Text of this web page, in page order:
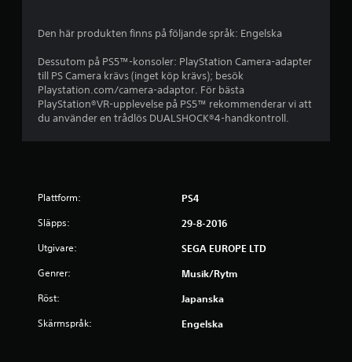
p
4
.
Den här produkten finns på följande språk: Engelska
Dessutom på PS5™-konsoler: PlayStation Camera-adapter
till PS Camera krävs (inget köp krävs); besök
Playstation.com/camera-adaptor. För bästa
PlayStation®VR-upplevelse på PS5™ rekommenderar vi att
du använder en trådlös DUALSHOCK®4-handkontroll.
Plattform: PS4
Släpps: 29-8-2016
Utgivare: SEGA EUROPE LTD
Genrer: Musik/rytm
Röst: Japanska
Skärmspråk: Engelska